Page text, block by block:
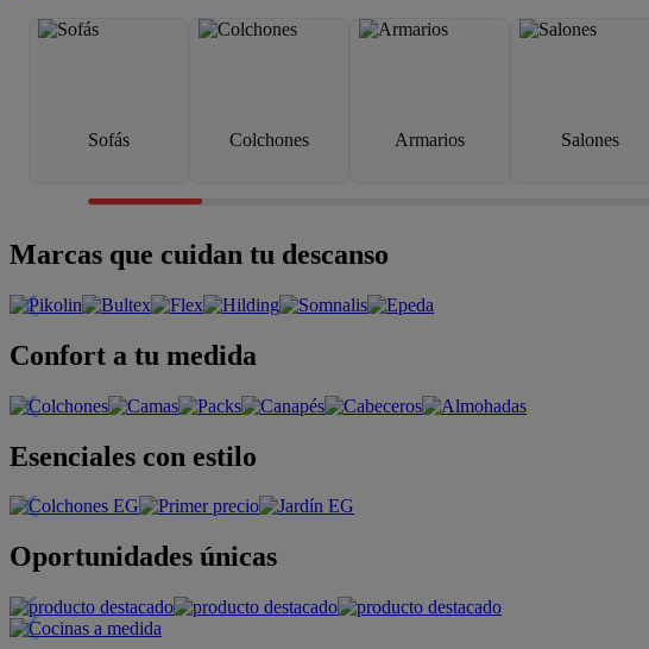
Sofás Colchones Armarios Salones
Marcas que cuidan tu descanso
Confort a tu medida
Esenciales con estilo
Oportunidades únicas